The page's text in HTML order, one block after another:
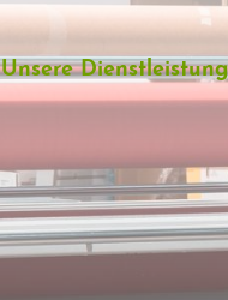
Unsere